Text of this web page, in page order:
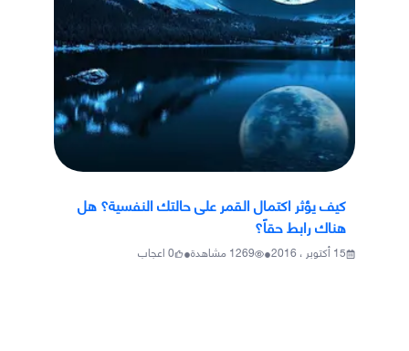
كيف يؤثر اكتمال القمر على حالتك النفسية؟ هل
هناك رابط حقاً؟
15 أكتوبر ، 2016 •
1269مشاهدة•
0اعجاب